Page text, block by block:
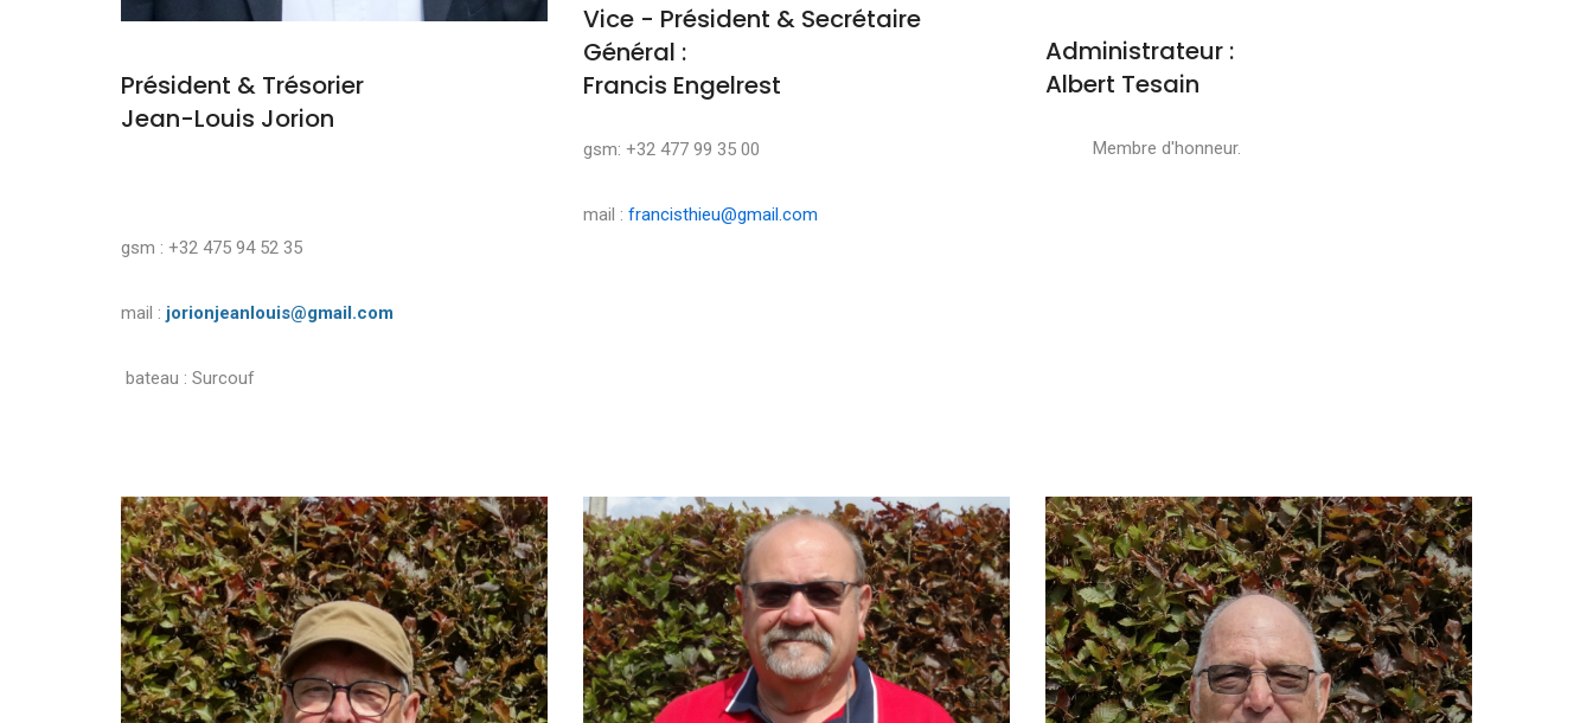
Président & Trésorier
Jean-Louis Jorion
gsm : +32 475 94 52 35
mail : jorionjeanlouis@gmail.com
bateau : Surcouf
Vice - Président & Secrétaire
Général :
Francis Engelrest
gsm: +32 477 99 35 00
mail : francisthieu@gmail.com
Administrateur :
Albert Tesain
Membre d'honneur.